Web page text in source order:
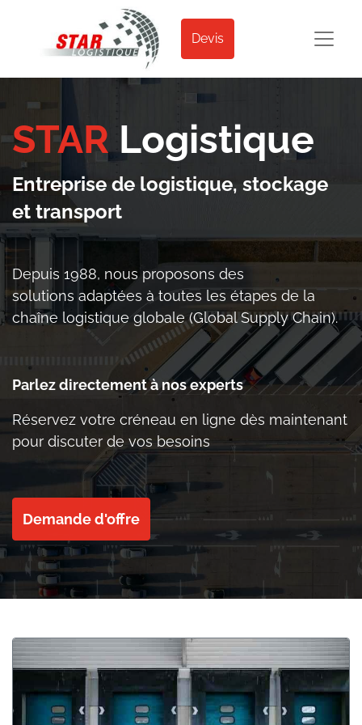
Devis
STAR Logistique
Entreprise de logistique, stockage
et transport
Depuis 1988, nous proposons des
solutions adaptées à toutes les étapes de la
chaîne logistique globale (Global Supply Chain).
Parlez directement à nos experts
Réservez votre créneau en ligne dès maintenant
pour discuter de vos besoins
Demande d'offre